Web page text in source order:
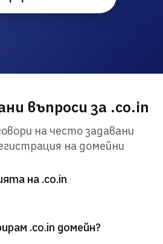
въпроси за .co.in
на често задавани
на домейни
на .co.in
.co.in домейн?